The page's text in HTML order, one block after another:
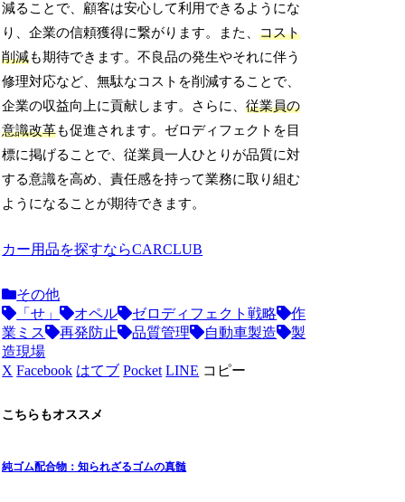
減ることで、顧客は安心して利用できるようにな
り、企業の信頼獲得に繋がります。また、コスト
削減も期待できます。不良品の発生やそれに伴う
修理対応など、無駄なコストを削減することで、
企業の収益向上に貢献します。さらに、従業員の
意識改革も促進されます。ゼロディフェクトを目
標に掲げることで、従業員一人ひとりが品質に対
する意識を高め、責任感を持って業務に取り組む
ようになることが期待できます。
カー用品を探すならCARCLUB
その他
「せ」
オペル ゼロディフェクト戦略
作
業ミス
再発防止 品質管理 自動車製造
製
造現場
X Facebook はてブ Pocket LINE コピー
こちらもオススメ
純ゴム配合物：知られざるゴムの真髄